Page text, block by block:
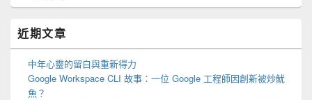
近期文章
中年心靈的留白與重新得力
Google Workspace CLI 故事：一位 Google 工程師因創新被炒魷
魚？